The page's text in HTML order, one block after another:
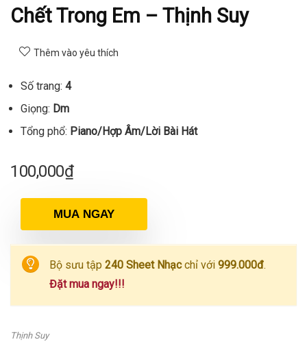
Chết Trong Em – Thịnh Suy
Thêm vào yêu thích
Số trang: 4
Giọng: Dm
Tổng phổ: Piano/Hợp Âm/Lời Bài Hát
100,000₫
MUA NGAY
Bộ sưu tập 240 Sheet Nhạcchỉ với 999.000đ.
Đặt mua ngay!!!
Thịnh Suy